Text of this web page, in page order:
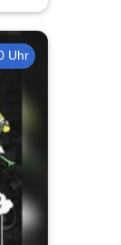
Uhr